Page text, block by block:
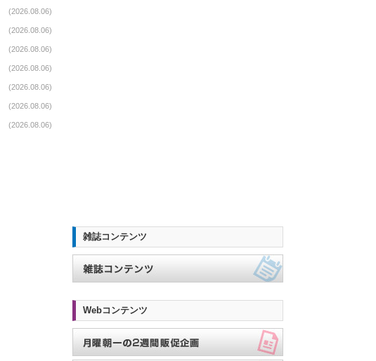
(2026.08.06)
(2026.08.06)
(2026.08.06)
(2026.08.06)
(2026.08.06)
(2026.08.06)
(2026.08.06)
雑誌コンテンツ
Webコンテンツ